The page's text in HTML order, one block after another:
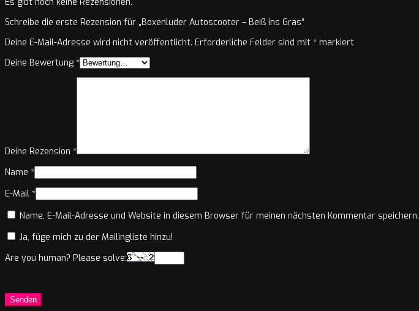
Schreibe die erste Rezension für „Boxenluder Autoscooter – Beiß ins Gras“
Deine E-Mail-Adresse wird nicht veröffentlicht. Erforderliche Felder sind mit * markiert
Deine Bewertung *
Deine Rezension *
Name *
E-Mail *
Name, E-Mail-Adresse und Website in diesem Browser für meinen nächsten Kommentar speichern.
Ja, füge mich zu der Mailingliste hinzu!
Are you human? Please solve: